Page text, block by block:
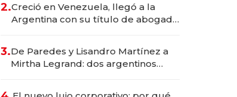
2.Creció en Venezuela, llegó a la
Argentina con su título de abogado
marcas "fast premium"
3.De Paredes y Lisandro Martínez a
Mirtha Legrand: dos argentinos